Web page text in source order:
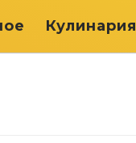
Кулинария